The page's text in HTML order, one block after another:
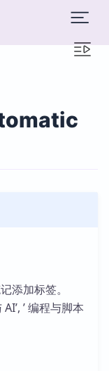
添加标签。
’ 编程与脚本